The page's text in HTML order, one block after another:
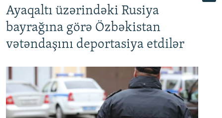
Ayaqaltı üzərindəki Rusiya
bayrağına görə Özbəkistan
vətəndaşını deportasiya etdilər